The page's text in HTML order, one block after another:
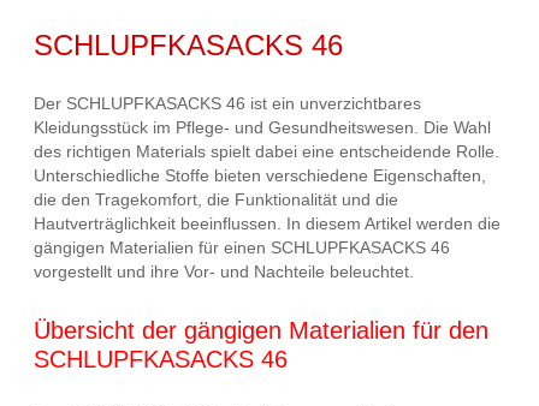
SCHLUPFKASACKS 46
Der SCHLUPFKASACKS 46 ist ein unverzichtbares
Kleidungsstück im Pflege- und Gesundheitswesen. Die Wahl
des richtigen Materials spielt dabei eine entscheidende Rolle.
Unterschiedliche Stoffe bieten verschiedene Eigenschaften,
die den Tragekomfort, die Funktionalität und die
Hautverträglichkeit beeinflussen. In diesem Artikel werden die
gängigen Materialien für einen SCHLUPFKASACKS 46
vorgestellt und ihre Vor- und Nachteile beleuchtet.
Übersicht der gängigen Materialien für den
SCHLUPFKASACKS 46